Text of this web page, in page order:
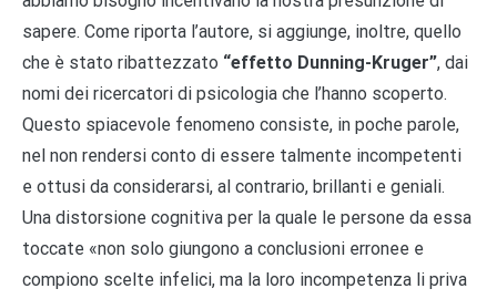
sapere. Come riporta l’autore, si aggiunge, inoltre, quello
che è stato ribattezzato “effetto Dunning-Kruger”, dai
nomi dei ricercatori di psicologia che l’hanno scoperto.
Questo spiacevole fenomeno consiste, in poche parole,
nel non rendersi conto di essere talmente incompetenti
e ottusi da considerarsi, al contrario, brillanti e geniali.
Una distorsione cognitiva per la quale le persone da essa
toccate «non solo giungono a conclusioni erronee e
compiono scelte infelici, ma la loro incompetenza li priva